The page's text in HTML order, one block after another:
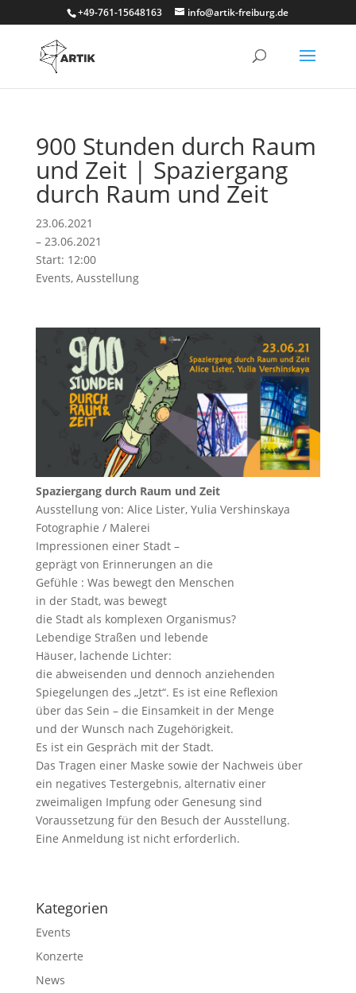
+49-761-15648163 info@artik-freiburg.de
900 Stunden durch Raum
und Zeit | Spaziergang
durch Raum und Zeit
23.06.2021
– 23.06.2021
Start: 12:00
Events, Ausstellung
Spaziergang durch Raum und Zeit
Ausstellung von: Alice Lister, Yulia Vershinskaya
Fotographie / Malerei
Impressionen einer Stadt –
geprägt von Erinnerungen an die
Gefühle : Was bewegt den Menschen
in der Stadt, was bewegt
die Stadt als komplexen Organismus?
Lebendige Straßen und lebende
Häuser, lachende Lichter:
die abweisenden und dennoch anziehenden
Spiegelungen des „Jetzt“. Es ist eine Reflexion
über das Sein – die Einsamkeit in der Menge
und der Wunsch nach Zugehörigkeit.
Es ist ein Gespräch mit der Stadt.
Das Tragen einer Maske sowie der Nachweis über
ein negatives Testergebnis, alternativ einer
zweimaligen Impfung oder Genesung sind
Voraussetzung für den Besuch der Ausstellung.
Eine Anmeldung ist nicht erforderlich.
Kategorien
Events
Konzerte
News